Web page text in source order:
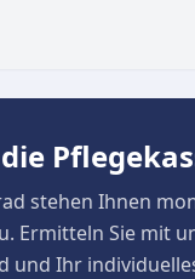
stehen Ihnen
Ermitteln Sie mit
und Ihr